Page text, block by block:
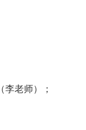
李老师）；